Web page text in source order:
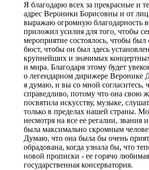
Я благодарю всех за прекрасные и
адрес Вероники Борисовны и от
выражаю огромную благодарность
приложил усилия для того, чтобы
мероприятие состоялось, чтобы был
бюст, чтобы он был здесь
крупнейших и значимых
и мира. Благодаря этому будет
о легендарном дирижере Веронике
я думаю, и вы со мной согласитесь,
справедливо, потому что она свою
посвятила искусству, музыке,
только в пределах нашей страны.
несмотря на все ее регалии, звания
была максимально скромным
Думаю, что она была бы очень
обрадована, когда узнала бы, что
новой прописки - ее горячо
государственная консерватория.